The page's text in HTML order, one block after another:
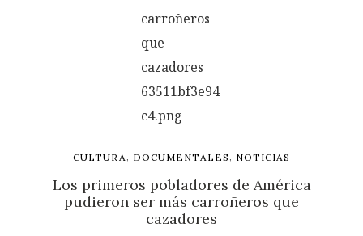
CULTURA, DOCUMENTALES , NOTICIAS
Los primeros pobladores de América
pudieron ser más carroñeros que
cazadores